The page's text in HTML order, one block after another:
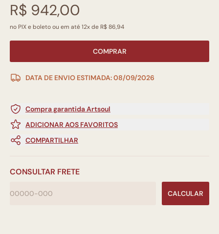
R$ 942,00
no PIX e boleto ou em até 12x de R$ 86,94
COMPRAR
DATA DE ENVIO ESTIMADA: 08/09/2026
Compra garantida Artsoul
ADICIONAR AOS FAVORITOS
COMPARTILHAR
CONSULTAR FRETE
CALCULAR